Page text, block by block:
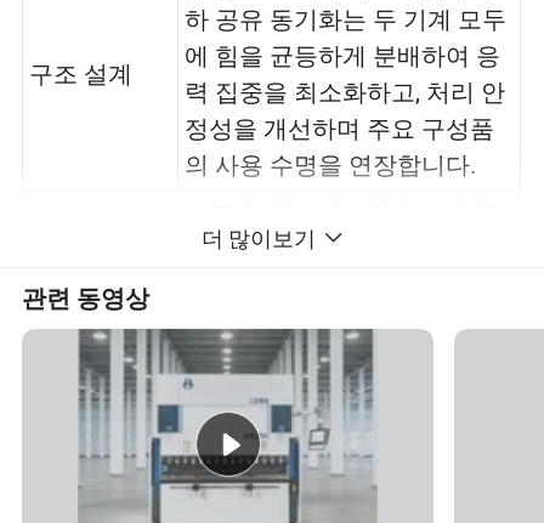
구조 설계
하 공유 동기화는 두 기계 모두
에 힘을 균등하게 분배하여 응
력 집중을 최소화하고, 처리 안
정성을 개선하며 주요 구성품
의 사용 수명을 연장합니다.
동기화 및 정
밀도
압식 서보 동기화 시스템
해 실시간 동작 보정을 수행할
수 있으므로 이격, 부하 또는 온
도에서의 편차를 없앨 수 있습
니다. AchievesY축 위치 지정
정확도는 ±0.01mandangle
error ≤ ±0.5°입니다.
더 많이보기
관련 동영상